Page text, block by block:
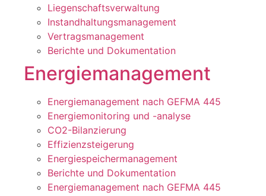
Liegenschaftsverwaltung
Instandhaltungsmanagement
Vertragsmanagement
Berichte und Dokumentation
Energiemanagement
Energiemanagement nach GEFMA 445
Energiemonitoring und -analyse
CO2-Bilanzierung
Effizienzsteigerung
Energiespeichermanagement
Berichte und Dokumentation
Energiemanagement nach GEFMA 445